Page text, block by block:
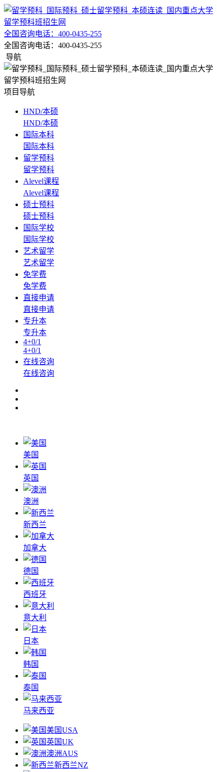
全国咨询电话： 400-0435-255
全国咨询电话： 400-0435-255
导航
项目导航
HND/本硕
HND/本硕
国际本科
国际本科
留学预科
留学预科
Alevel课程
Alevel课程
硕士预科
硕士预科
国际学校
国际学校
艺术留学
艺术留学
免学费
免学费
直接申请
直接申请
专升本
专升本
4+0/1
4+0/1
在线咨询
在线咨询
美国
英国
澳洲
新西兰
加拿大
德国
西班牙
意大利
日本
韩国
泰国
马来西亚
美国USA
英国UK
澳洲AUS
新西兰NZ